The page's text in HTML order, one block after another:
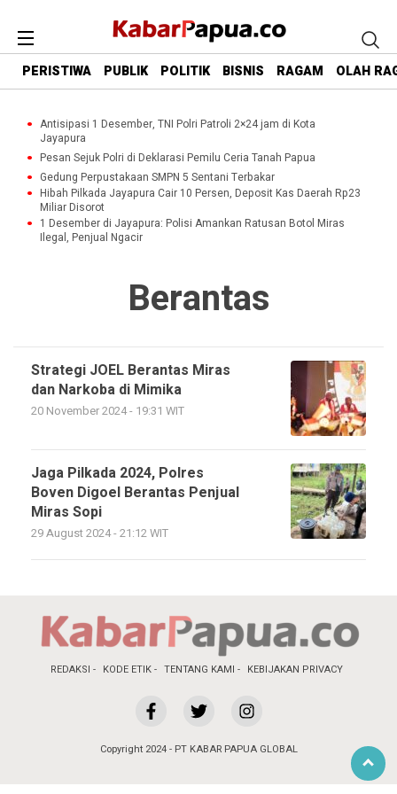
PERISTIWA PUBLIK POLITIK BISNIS RAGAM OLAH
Antisipasi 1 Desember, TNI Polri Patroli 2×24 jam di Kota
Jayapura
Pesan Sejuk Polri di Deklarasi Pemilu Ceria Tanah Papua
Gedung Perpustakaan SMPN 5 Sentani Terbakar
Hibah Pilkada Jayapura Cair 10 Persen, Deposit Kas Daerah Rp23
Miliar Disorot
1 Desember di Jayapura: Polisi Amankan Ratusan Botol Miras
Ilegal, Penjual Ngacir
Berantas
Strategi JOEL Berantas Miras
dan Narkoba di Mimika
20 November 2024 - 19:31 WIT
Jaga Pilkada 2024, Polres
Boven Digoel Berantas Penjual
Miras Sopi
29 August 2024 - 21:12 WIT
REDAKSI KODE ETIK TENTANG KAMI KEBIJAKAN PRIVACY
Copyright 2024 - PT KABAR PAPUA GLOBAL